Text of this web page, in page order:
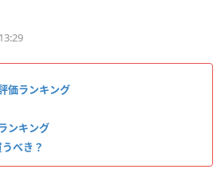
価ランキング
ンキング
べき？